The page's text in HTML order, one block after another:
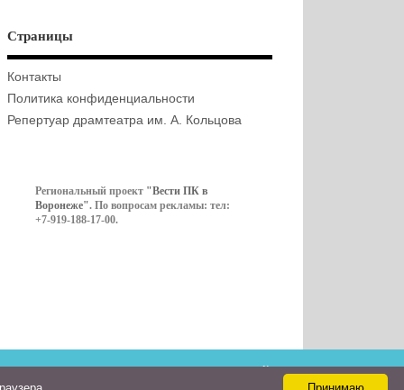
Страницы
Контакты
Политика конфиденциальности
Репертуар драмтеатра им. А. Кольцова
Региональный проект "Вести ПК в
Воронеже". По вопросам рекламы: тел:
+7-919-188-17-00.
Контакты